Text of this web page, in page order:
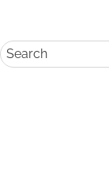
content
Search